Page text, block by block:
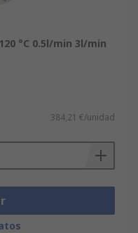
°C 0.5l/min 3l/min
384,21 €/unidad